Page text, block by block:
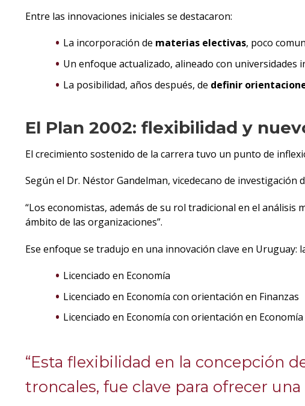
Entre las innovaciones iniciales se destacaron:
La incorporación de materias electivas, poco
Un enfoque actualizado, alineado con universidades
La posibilidad, años después, de definir
El Plan 2002: flexibilidad y
El crecimiento sostenido de la carrera tuvo un punto de
Según el Dr. Néstor Gandelman, vicedecano de
“Los economistas, además de su rol tradicional en el
ámbito de las organizaciones”.
Ese enfoque se tradujo en una innovación clave en Uruguay:
Licenciado en Economía
Licenciado en Economía con orientación en Finanzas
Licenciado en Economía con orientación en
“Esta flexibilidad en la concepción
troncales, fue clave para ofrecer